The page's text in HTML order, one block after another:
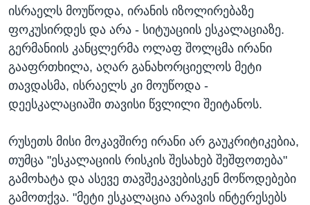
ისრაელს მოუწოდა, ირანის იზოლირებაზე
ფოკუსირდეს და არა - სიტუაციის ესკალაციაზე.
გერმანიის კანცლერმა ოლაფ შოლცმა ირანი
გააფრთხილა, აღარ განახორციელოს მეტი
თავდასმა, ისრაელს კი მოუწოდა -
დეესკალაციაში თავისი წვლილი შეიტანოს.
რუსეთს მისი მოკავშირე ირანი არ გაუკრიტიკებია,
თუმცა "ესკალაციის რისკის შესახებ შეშფოთება"
გამოხატა და ასევე თავშეკავებისკენ მოწოდებები
გამოთქვა. "მეტი ესკალაცია არავის ინტერესებს